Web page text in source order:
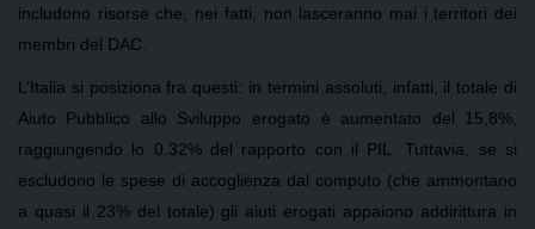
includono risorse che, nei fatti, non lasceranno mai i territori dei
membri del DAC.
L’Italia si posiziona fra questi: in termini assoluti, infatti, il totale di
Aiuto Pubblico allo Sviluppo erogato è aumentato del 15,8%,
raggiungendo lo 0,32% del rapporto con il PIL. Tuttavia, se si
escludono le spese di accoglienza dal computo (che ammontano
a quasi il 23% del totale) gli aiuti erogati appaiono addirittura in